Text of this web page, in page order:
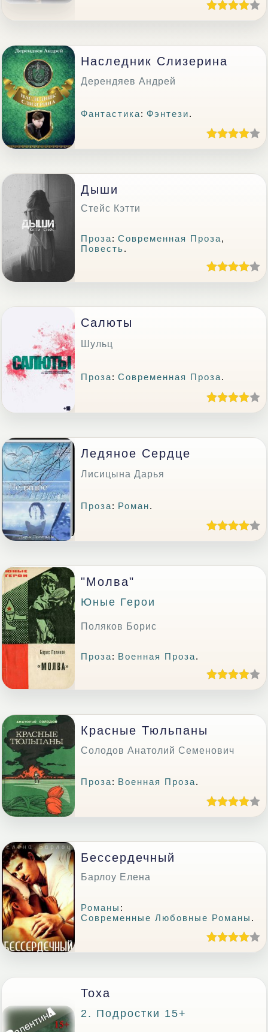
Наследник Слизерина
Дерендяев Андрей
Фантастика: Фэнтези.
Дыши
Стейс Кэтти
Проза:Современная Проза,
Повесть.
Салюты
Шульц
Проза:Современная Проза.
Ледяное Сердце
Лисицына Дарья
Проза: Роман.
"Молва"
Юные Герои
Поляков Борис
Проза: Военная Проза.
Красные Тюльпаны
Солодов Анатолий Семенович
Проза: Военная Проза.
Бессердечный
Барлоу Елена
Романы :
Современные Любовные Романы .
Тоха
2. Подростки 15+